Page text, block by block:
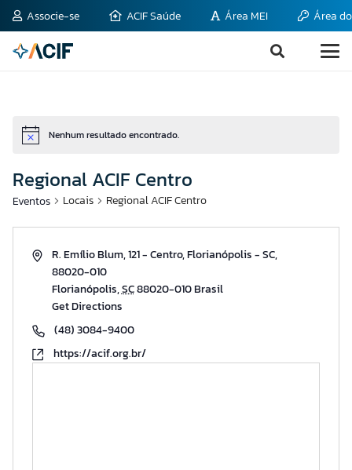
Associe-se ACIF Saúde Área MEI Área
Notice Nenhum resultado encontrado.
Regional ACIF Centro
Eventos Locais Regional ACIF Centro
R. Emílio Blum, 121 - Centro, Florianópolis - SC,
88020-010
Florianópolis,SC88020-010Brasil
Get Directions
(48) 3084-9400
https://acif.org.br/